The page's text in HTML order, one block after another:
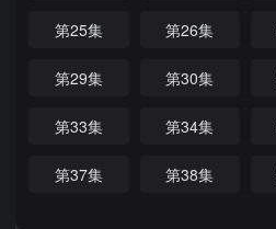
第25集 第26集
第29集 第30集
第33集 第34集
第37集 第38集